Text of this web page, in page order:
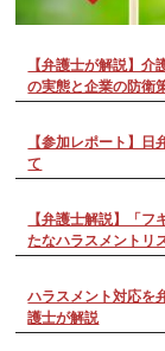
【弁護士が解説】
の実態と企業の防衛
【参加レポート】
て
【弁護士解説】「
たなハラスメントリ
ハラスメント対応を
護士が解説